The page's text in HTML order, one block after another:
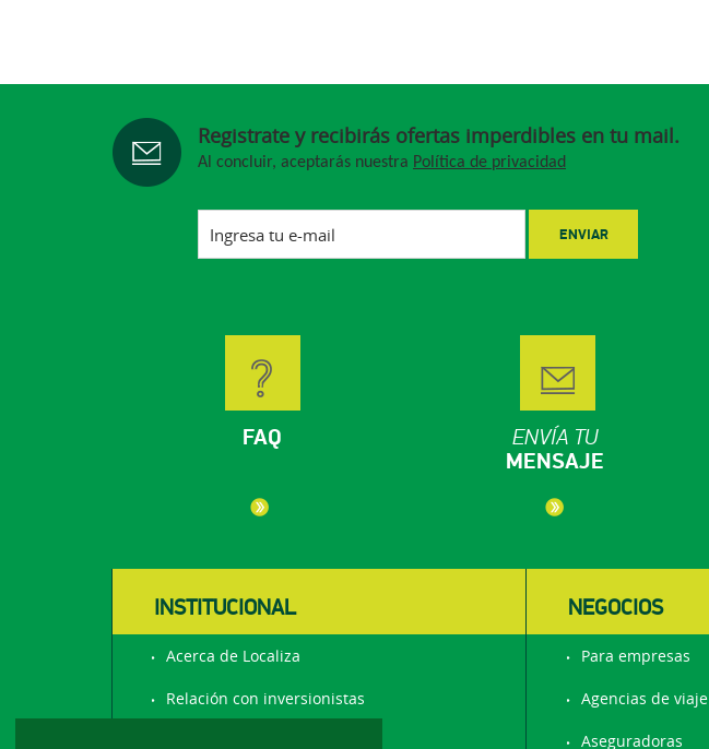
Registrate y recibirás ofertas imperdibles en tu mail.
Al concluir, aceptarás nuestra Política de privacidad
Ingresa tu e-mail ENVIAR
FAQ ENVÍA TU
MENSAJE
INSTITUCIONAL
Acerca de Localiza
Relación con inversionistas
NEGOCIOS
Para empresas
Agencias de viaje
Aseguradoras